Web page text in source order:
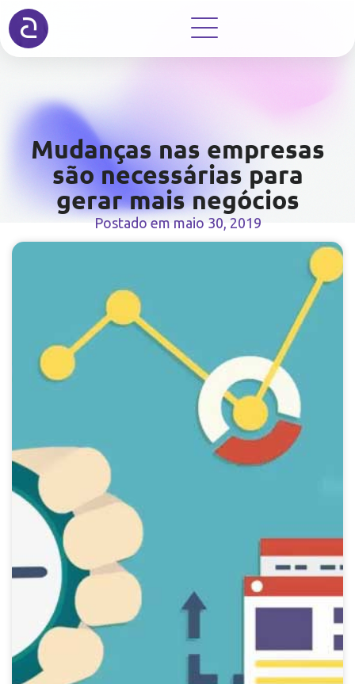
Mudanças nas empresas
são necessárias para
gerar mais negócios
Postado em maio 30, 2019